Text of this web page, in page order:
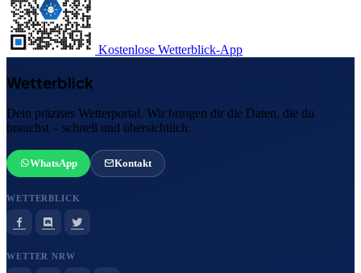
Kostenlose Wetterblick-App
Wetterblick
Dein präzises Wetterportal. Wir bringen dir die Daten, die du
brauchst – schnell und übersichtlich.
WhatsApp Kontakt
WETTERBLICK
WETTER NRW